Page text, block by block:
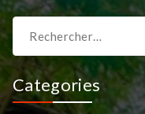
pour :
Categories